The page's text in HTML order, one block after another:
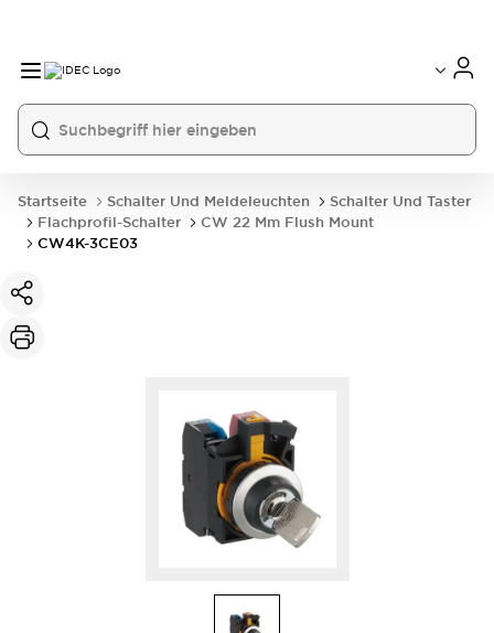
Startseite Schalter Und Meldeleuchten
Schalter Und Taster
Flachprofil-Schalter
CW 22 Mm Flush Mount
CW4K-3CE03